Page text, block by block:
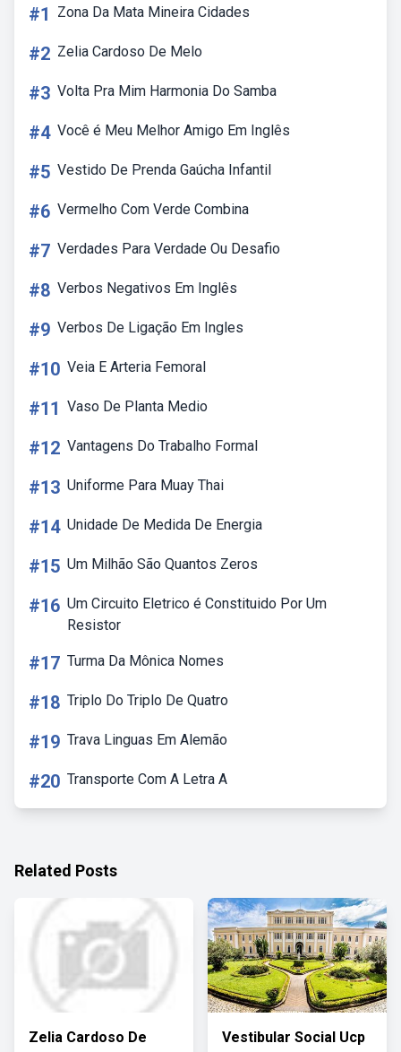
#1 Zona Da Mata Mineira Cidades
#2 Zelia Cardoso De Melo
#3 Volta Pra Mim Harmonia Do Samba
#4 Você é Meu Melhor Amigo Em Inglês
#5 Vestido De Prenda Gaúcha Infantil
#6 Vermelho Com Verde Combina
#7 Verdades Para Verdade Ou Desafio
#8 Verbos Negativos Em Inglês
#9 Verbos De Ligação Em Ingles
#10 Veia E Arteria Femoral
#11 Vaso De Planta Medio
#12 Vantagens Do Trabalho Formal
#13 Uniforme Para Muay Thai
#14 Unidade De Medida De Energia
#15 Um Milhão São Quantos Zeros
#16 Um Circuito Eletrico é Constituido Por Um
Resistor
#17 Turma Da Mônica Nomes
#18 Triplo Do Triplo De Quatro
#19 Trava Linguas Em Alemão
#20 Transporte Com A Letra A
Related Posts
Zelia Cardoso De
Vestibular Social Ucp